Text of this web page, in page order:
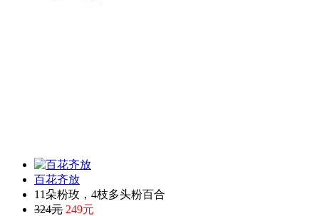
百花齐放
11朵粉玫，4枝多头粉百合
324元 249元